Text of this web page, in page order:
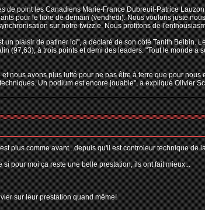
de point les Canadiens Marie-France Dubreuil-Patrice
pour le libre de demain (vendredi). Nous voulons juste
sur notre twizzle. Nous profitons de
plaisir de patiner ici", a déclaré de son côté Tanith Belbin.
(97,63), à trois points et demi des leaders. "Tout le monde
nous avons plus lutté pour ne pas être à terre que pour
Un podium est encore jouable", a expliqué Olivier
plus comme avant...depuis qu'il est controleur technique de
pour moi ça reste une belle prestation, ils ont fait mieux...
sur leur prestation quand même!